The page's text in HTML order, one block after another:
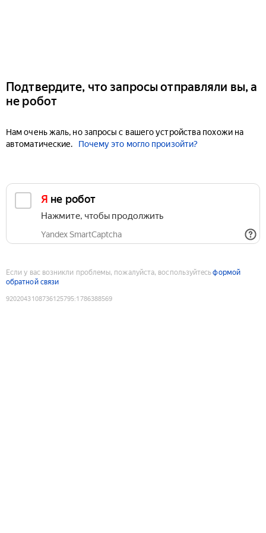
Подтвердите, что запросы отправляли вы, а
не робот
Нам очень жаль, но запросы с вашего устройства похожи на
автоматические.
Почему это могло произойти?
Я не робот
Нажмите, чтобы продолжить
Yandex SmartCaptcha
Если у вас возникли проблемы, пожалуйста, воспользуйтесьформой
обратной связи
9202043108736125795:1786388569